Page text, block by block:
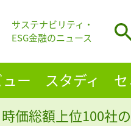
サステナビリティ・
ESG金融のニュース
ー スタディ
時価総額上位100社